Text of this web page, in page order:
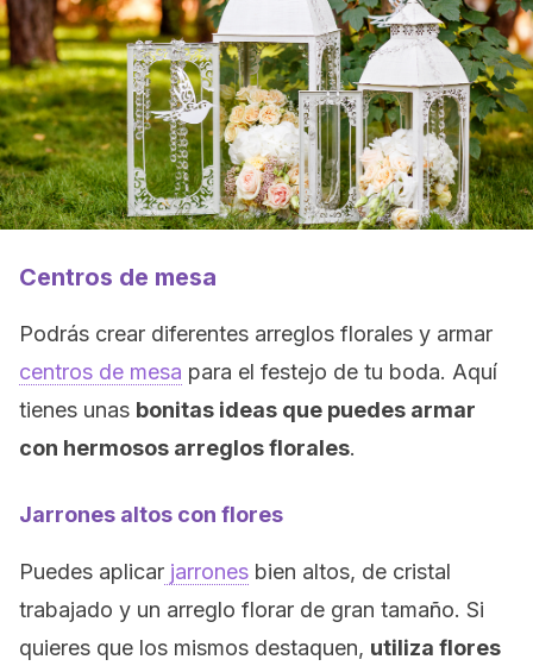
Centros de mesa
Podrás crear diferentes arreglos florales y armar
centros de mesa para el festejo de tu boda. Aquí
tienes unas bonitas ideas que puedes armar
con hermosos arreglos florales.
Jarrones altos con flores
Puedes aplicar jarrones bien altos, de cristal
trabajado y un arreglo florar de gran tamaño. Si
quieres que los mismos destaquen, utiliza flores